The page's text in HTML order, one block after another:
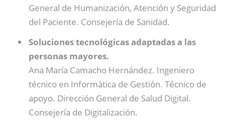
General de Humanización, Atención y Seguridad
del Paciente. Consejería de Sanidad.
Soluciones tecnológicas adaptadas a las
personas mayores.
Ana María Camacho Hernández. Ingeniero
técnico en Informática de Gestión. Técnico de
apoyo. Dirección General de Salud Digital.
Consejería de Digitalización.